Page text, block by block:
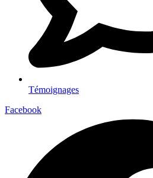
Témoignages
Facebook